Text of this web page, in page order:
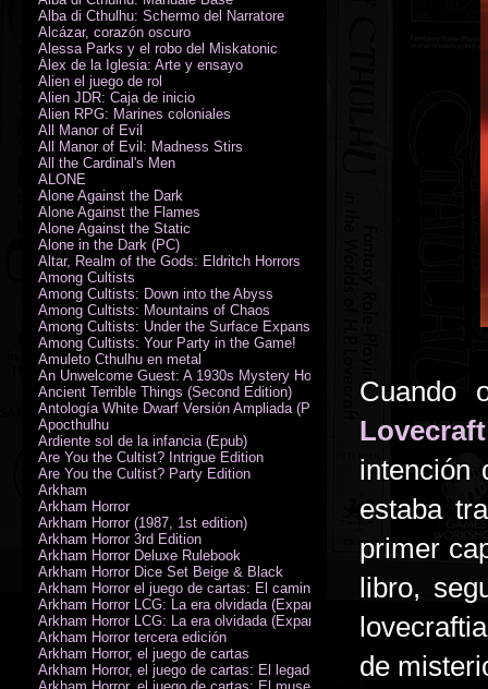
Cuando
intención
estaba
primer
libro,
de
Alba di Cthulhu: Schermo del Narratore
Alcázar, corazón oscuro
Alessa Parks y el robo del Miskatonic
Álex de la Iglesia: Arte y ensayo
Alien el juego de rol
Alien JDR: Caja de inicio
Alien RPG: Marines coloniales
All Manor of Evil
All Manor of Evil: Madness Stirs
All the Cardinal's Men
ALONE
Alone Against the Dark
Alone Against the Flames
Alone Against the Static
Alone in the Dark (PC)
Altar, Realm of the Gods: Eldritch Horrors
Among Cultists
Among Cultists: Down into the Abyss
Among Cultists: Mountains of Chaos
Among Cultists: Under the Surface Expansion
Among Cultists: Your Party in the Game!
Amuleto Cthulhu en metal
An Unwelcome Guest: A 1930s Mystery Horror Adventure RPG
Ancient Terrible Things (Second Edition)
Antología White Dwarf Versión Ampliada (PDF)
Apocthulhu
Ardiente sol de la infancia (Epub)
Are You the Cultist? Intrigue Edition
Are You the Cultist? Party Edition
Arkham
Arkham Horror
Arkham Horror (1987, 1st edition)
Arkham Horror 3rd Edition
Arkham Horror Deluxe Rulebook
Arkham Horror Dice Set Beige & Black
Arkham Horror el juego de cartas: El camino a Carcosa - Exp.
Arkham Horror LCG: La era olvidada (Expansión de campaña)
Arkham Horror LCG: La era olvidada (Expansión de investigadores)
Arkham Horror tercera edición
Arkham Horror, el juego de cartas
Arkham Horror, el juego de cartas: El legado de Dunwich expansión